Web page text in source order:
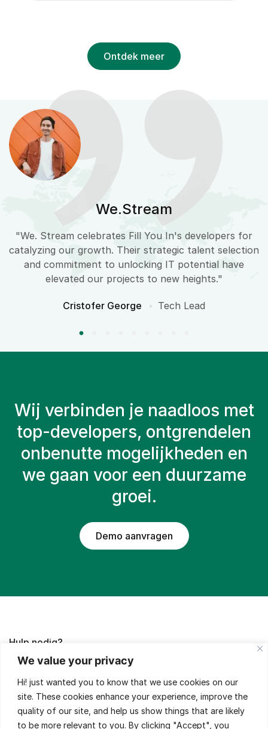
We value your privacy
Hi! just wanted you to know that we use cookies on our
site. These cookies enhance your experience, improve the
quality of our site, and help us show things that are likely
to be more relevant to you. By clicking "Accept", you
Ontdek meer
We.Stream
"We. Stream celebrates Fill You In's developers for
catalyzing our growth. Their strategic talent selection
and commitment to unlocking IT potential have
elevated our projects to new heights."
Cristofer George Tech Lead
Wij verbinden je naadloos met
top-developers, ontgrendelen
onbenutte mogelijkheden en
we gaan voor een duurzame
groei.
Demo aanvragen
Hulp nodig?
wij helpen je met veel plezier!